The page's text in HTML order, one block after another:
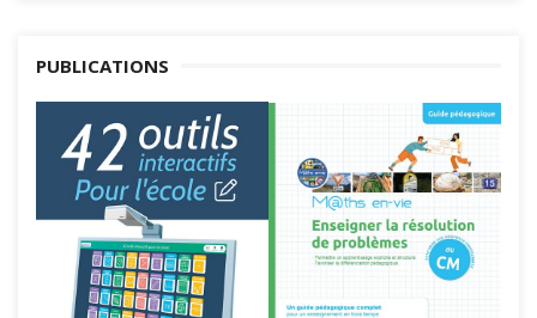
PUBLICATIONS